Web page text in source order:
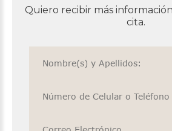
Quiero recibir más
cita.